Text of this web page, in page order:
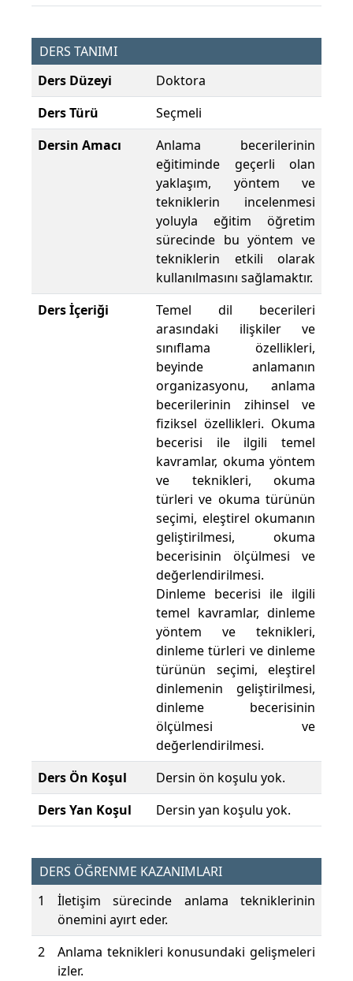
DERS TANIMI
Ders Düzeyi
Doktora
Ders Türü
Seçmeli
Dersin Amacı
Anlama becerilerinin
eğitiminde geçerli olan
yaklaşım, yöntem ve
tekniklerin incelenmesi
yoluyla eğitim öğretim
sürecinde bu yöntem ve
tekniklerin etkili olarak
kullanılmasını sağlamaktır.
Ders İçeriği
Temel dil becerileri
arasındaki ilişkiler ve
sınıflama özellikleri,
beyinde anlamanın
organizasyonu, anlama
becerilerinin zihinsel ve
fiziksel özellikleri. Okuma
becerisi ile ilgili temel
kavramlar, okuma yöntem
ve teknikleri, okuma
türleri ve okuma türünün
seçimi, eleştirel okumanın
geliştirilmesi, okuma
becerisinin ölçülmesi ve
değerlendirilmesi.
Dinleme becerisi ile ilgili
temel kavramlar, dinleme
yöntem ve teknikleri,
dinleme türleri ve dinleme
türünün seçimi, eleştirel
dinlemenin geliştirilmesi,
dinleme becerisinin
ölçülmesi ve
değerlendirilmesi.
Ders Ön Koşul
Dersin ön koşulu yok.
Ders Yan Koşul
Dersin yan koşulu yok.
DERS ÖĞRENME KAZANIMLARI
1
İletişim sürecinde anlama tekniklerinin
önemini ayırt eder.
2
Anlama teknikleri konusundaki gelişmeleri
izler.